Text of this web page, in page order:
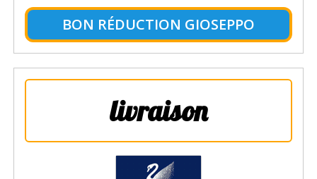
BON RÉDUCTION GIOSEPPO
livraison